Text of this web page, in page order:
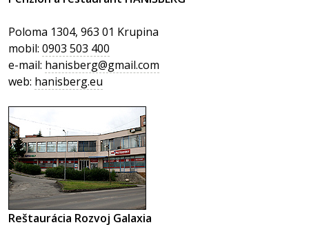
Poloma 1304, 963 01 Krupina
mobil: 0903 503 400
e-mail: hanisberg@gmail.com
web: hanisberg.eu
Reštaurácia Rozvoj Galaxia